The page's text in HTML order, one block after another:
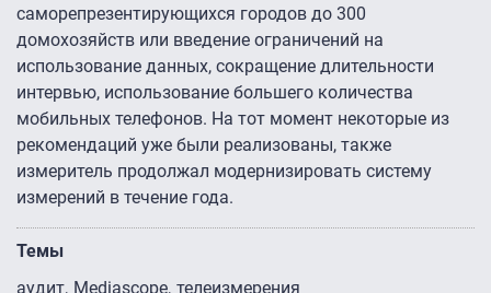
саморепрезентирующихся городов до 300
домохозяйств или введение ограничений на
использование данных, сокращение длительности
интервью, использование большего количества
мобильных телефонов. На тот момент некоторые из
рекомендаций уже были реализованы, также
измеритель продолжал модернизировать систему
измерений в течение года.
Темы
аудит Mediascope телеизмерения